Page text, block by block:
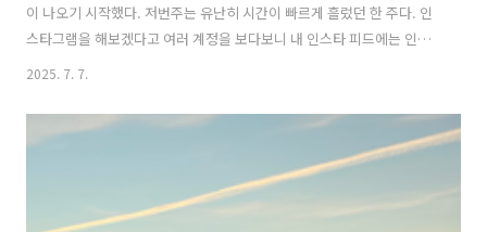
이 나오기 시작했다. 저번주는 유난히 시간이 빠르게 흘렀던 한 주다. 인
스타그램을 해보겠다고 여러 계정을 보다보니 내 인스타 피드에는 인스
타를 어떻게 키우면 되는지 온갖 팁들이 난무하다. 그래서 오히려 길을
힘든 건 둘째치고 저번주에는 유난히 몸상태도 안 좋아서 정기적으로 하
던 운동도 제대로 해내지 못했다. 거기에 금요일부터 맥주와 피자, 온갖
정크푸드들을 먹어댔더니 금요일 아침과 비교했을때 오늘 아침, 월요일
에는 무려 1.4kg가 늘어있었다. 괜찮다, 이번주부터 다시 또 빡세게 다이
어트 할거니까. 약 4주후에 발리로 떠난다는 게 믿기지 않는다. 발리를
2025. 7. 7.